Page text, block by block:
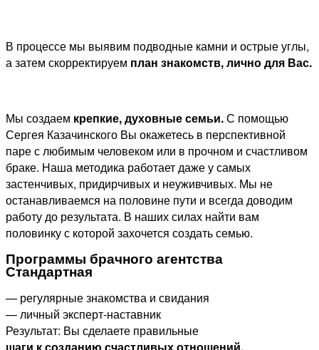
В процессе мы выявим подводные камни и острые углы,
а затем скорректируем план знакомств, лично для Вас.
Мы создаем крепкие, духовные семьи.С помощью
Сергея Казачинского Вы окажетесь в перспективной
паре с любимым человеком или в прочном и счастливом
браке. Наша методика работает даже у самых
застенчивых, придирчивых и неуживчивых. Мы не
останавливаемся на половине пути и всегда доводим
работу до результата. В наших силах найти вам
половинку с которой захочется создать семью.
Программы брачного агентства
Стандартная
— регулярные знакомства и свидания
— личный эксперт-наставник
Результат: Вы сделаете правильные